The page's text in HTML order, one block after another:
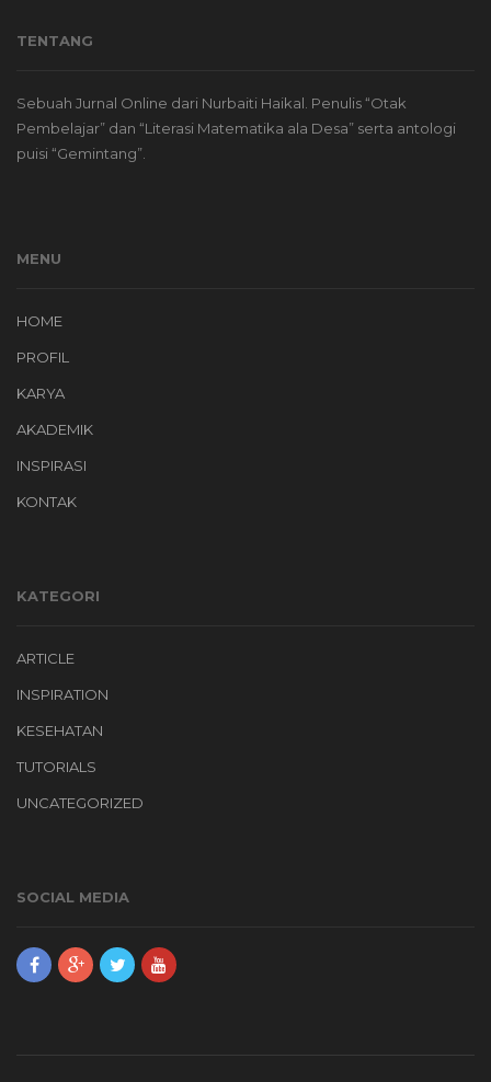
TENTANG
Sebuah Jurnal Online dari Nurbaiti Haikal. Penulis “Otak
Pembelajar” dan “Literasi Matematika ala Desa” serta antologi
puisi “Gemintang”.
MENU
HOME
PROFIL
KARYA
AKADEMIK
INSPIRASI
KONTAK
KATEGORI
ARTICLE
INSPIRATION
KESEHATAN
TUTORIALS
UNCATEGORIZED
SOCIAL MEDIA